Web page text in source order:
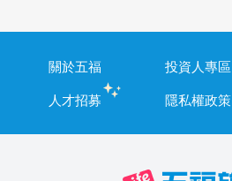
關於五福 投資人專區
人才招募
隱私權政策